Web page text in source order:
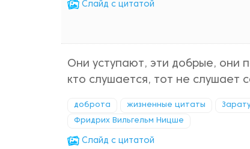
Cлайд с цитатой
Они уступают, эти добрые, они
кто слушается, тот не слушает
доброта жизненные цитаты
Фридрих Вильгельм Ницше
Cлайд с цитатой